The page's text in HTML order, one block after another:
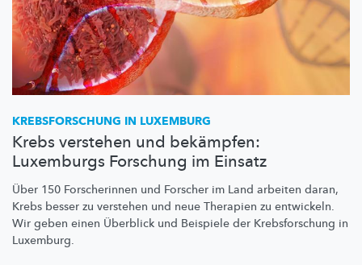
KREBSFORSCHUNG IN LUXEMBURG
Krebs verstehen und bekämpfen:
Luxemburgs Forschung im Einsatz
Über 150 Forscherinnen und Forscher im Land arbeiten daran,
Krebs besser zu verstehen und neue Therapien zu entwickeln.
Wir geben einen Überblick und Beispiele der Krebsforschung in
Luxemburg.